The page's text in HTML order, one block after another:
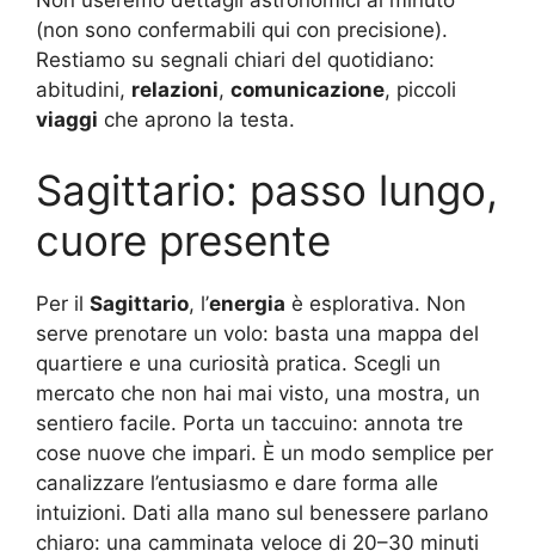
(non sono confermabili qui con precisione).
Restiamo su segnali chiari del quotidiano:
abitudini, relazioni, comunicazione, piccoli
viaggi che aprono la testa.
Sagittario: passo lungo,
cuore presente
Per il Sagittario, l’energia è esplorativa. Non
serve prenotare un volo: basta una mappa del
quartiere e una curiosità pratica. Scegli un
mercato che non hai mai visto, una mostra, un
sentiero facile. Porta un taccuino: annota tre
cose nuove che impari. È un modo semplice per
canalizzare l’entusiasmo e dare forma alle
intuizioni. Dati alla mano sul benessere parlano
chiaro: una camminata veloce di 20–30 minuti